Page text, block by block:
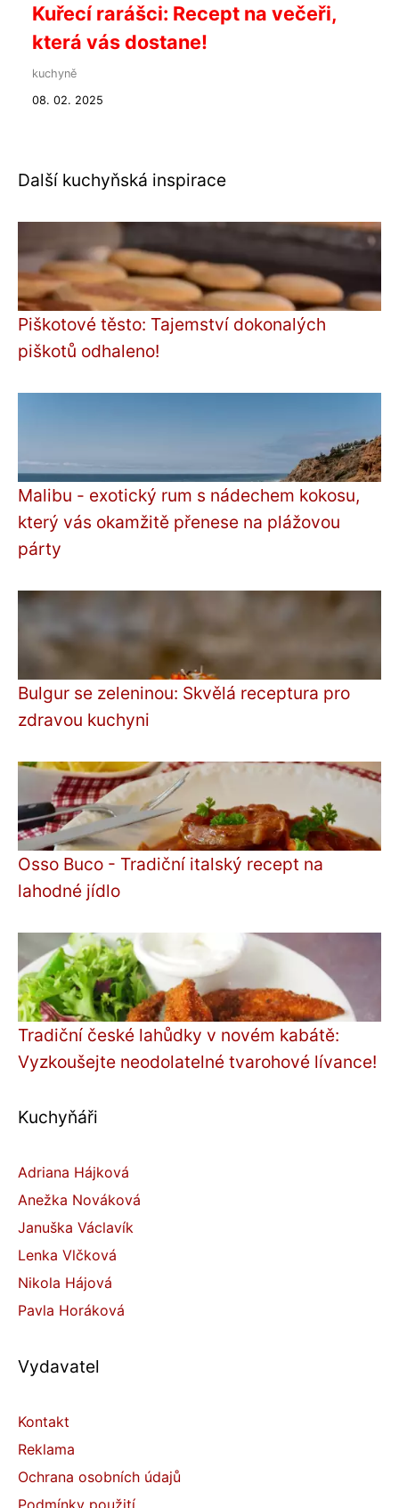
Kuřecí rarášci: Recept na večeři,
která vás dostane!
kuchyně
08. 02. 2025
Další kuchyňská inspirace
Piškotové těsto: Tajemství dokonalých
piškotů odhaleno!
Malibu - exotický rum s nádechem kokosu,
který vás okamžitě přenese na plážovou
párty
Bulgur se zeleninou: Skvělá receptura pro
zdravou kuchyni
Osso Buco - Tradiční italský recept na
lahodné jídlo
Tradiční české lahůdky v novém kabátě:
Vyzkoušejte neodolatelné tvarohové lívance!
Kuchyňáři
Adriana Hájková
Anežka Nováková
Januška Václavík
Lenka Vlčková
Nikola Hájová
Pavla Horáková
Vydavatel
Kontakt
Reklama
Ochrana osobních údajů
Podmínky použití